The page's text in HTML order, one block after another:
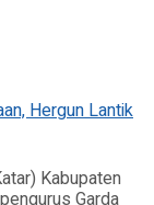
Kabupaten
Garda